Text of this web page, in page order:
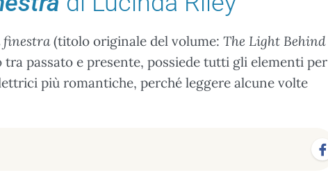
finestra(titolo originale del volume: The Light Behind
tra passato e presente, possiede tutti gli elementi per
più romantiche, perché leggere alcune volte